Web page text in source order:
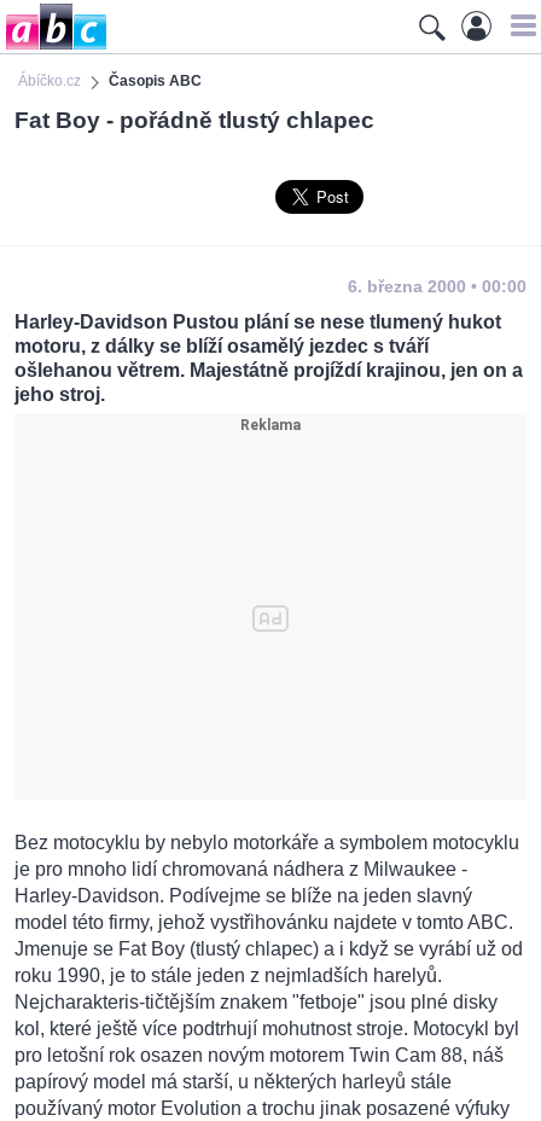
Ábíčko.cz Časopis ABC
Fat Boy - pořádně tlustý chlapec
6. března 2000 • 00:00
Harley-Davidson Pustou plání se nese tlumený hukot
motoru, z dálky se blíží osamělý jezdec s tváří
ošlehanou větrem. Majestátně projíždí krajinou, jen on a
jeho stroj.
Bez motocyklu by nebylo motorkáře a symbolem motocyklu
je pro mnoho lidí chromovaná nádhera z Milwaukee -
Harley-Davidson. Podívejme se blíže na jeden slavný
model této firmy, jehož vystřihovánku najdete v tomto ABC.
Jmenuje se Fat Boy (tlustý chlapec) a i když se vyrábí už od
roku 1990, je to stále jeden z nejmladších harelyů.
Nejcharakteris-tičtějším znakem "fetboje" jsou plné disky
kol, které ještě více podtrhují mohutnost stroje. Motocykl byl
pro letošní rok osazen novým motorem Twin Cam 88, náš
papírový model má starší, u některých harleyů stále
používaný motor Evolution a trochu jinak posazené výfuky